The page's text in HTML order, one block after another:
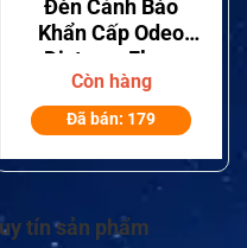
Đèn Cảnh Báo
Khẩn Cấp Odeo
Distress Flare
Còn hàng
Đã bán: 179
tín sản phẩm